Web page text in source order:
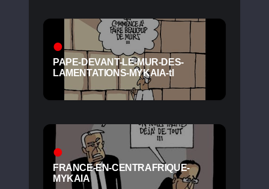
PAPE-DEVANT-LE-MUR-DES-
LAMENTATIONS-MYKAIA-tl
FRANCE-EN-CENTRAFRIQUE-
MYKAIA